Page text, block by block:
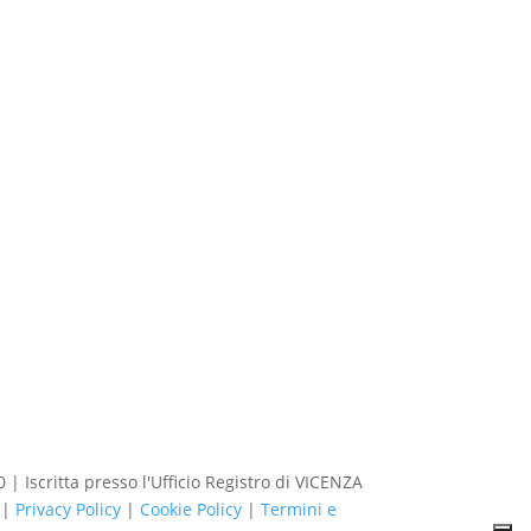
| Iscritta presso l'Ufficio Registro di VICENZA
Privacy Policy | Cookie Policy |Termini e